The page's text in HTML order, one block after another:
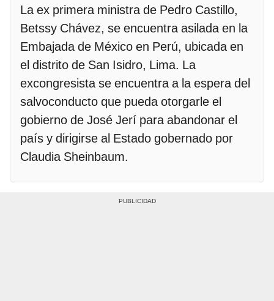
La ex primera ministra de Pedro Castillo,
Betssy Chávez, se encuentra asilada en la
Embajada de México en Perú, ubicada en
el distrito de San Isidro, Lima. La
excongresista se encuentra a la espera del
salvoconducto que pueda otorgarle el
gobierno de José Jerí para abandonar el
país y dirigirse al Estado gobernado por
Claudia Sheinbaum.